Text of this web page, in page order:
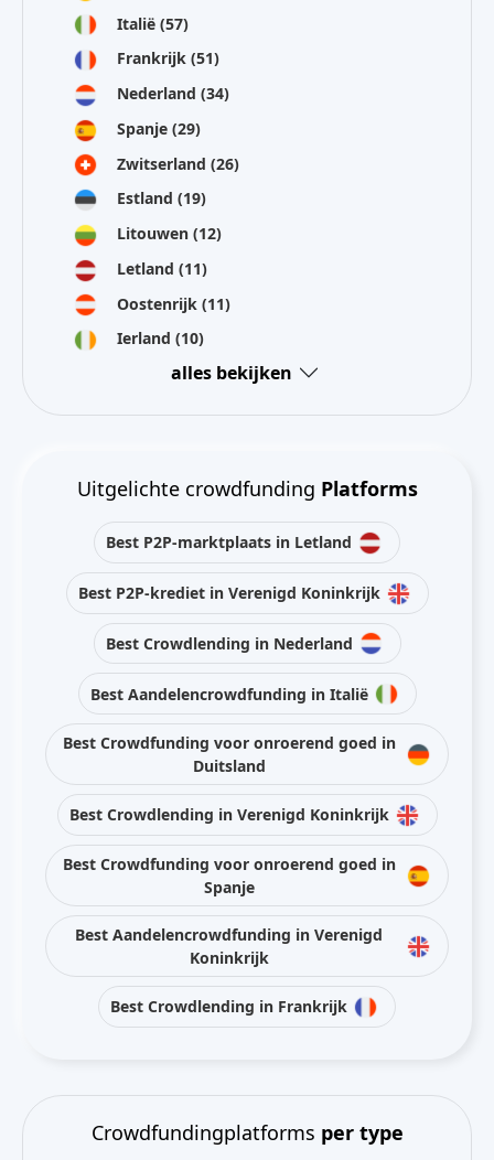
Italië (57)
Frankrijk (51)
Nederland (34)
Spanje (29)
Zwitserland (26)
Estland (19)
Litouwen (12)
Letland (11)
Oostenrijk (11)
Ierland (10)
alles bekijken
Uitgelichte crowdfunding Platforms
Best P2P-marktplaats in Letland
Best P2P-krediet in Verenigd Koninkrijk
Best Crowdlending in Nederland
Best Aandelencrowdfunding in Italië
Best Crowdfunding voor onroerend goed in
Duitsland
Best Crowdlending in Verenigd Koninkrijk
Best Crowdfunding voor onroerend goed in
Spanje
Best Aandelencrowdfunding in Verenigd
Koninkrijk
Best Crowdlending in Frankrijk
Crowdfundingplatforms per type